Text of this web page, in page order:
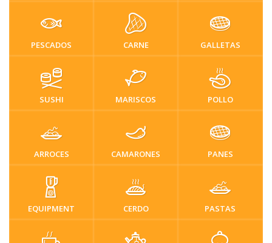
PESCADOS CARNE GALLETAS
SUSHI MARISCOS POLLO
ARROCES CAMARONES PANES
EQUIPMENT CERDO PASTAS